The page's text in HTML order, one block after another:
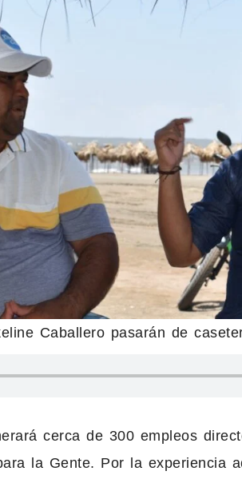
Caballero pasarán de
cerca de 300 empleos
la Gente. Por la experiencia